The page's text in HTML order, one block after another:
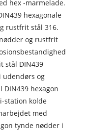
hex -marmelade.
hexagonale
rustfrit stål 316.
og rustfrit
stål DIN439
udendørs og
hexagon
station kolde
med
tynde nødder i